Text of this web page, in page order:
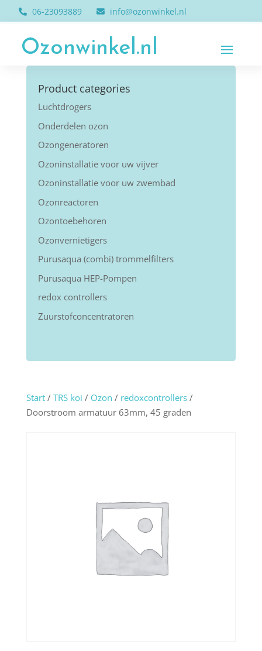
06-23093889 info@ozonwinkel.nl
Ozonwinkel.nl
Product categories
Luchtdrogers
Onderdelen ozon
Ozongeneratoren
Ozoninstallatie voor uw vijver
Ozoninstallatie voor uw zwembad
Ozonreactoren
Ozontoebehoren
Ozonvernietigers
Purusaqua (combi) trommelfilters
Purusaqua HEP-Pompen
redox controllers
Zuurstofconcentratoren
Start/ TRS koi / Ozon / redoxcontrollers/
Doorstroom armatuur 63mm, 45 graden